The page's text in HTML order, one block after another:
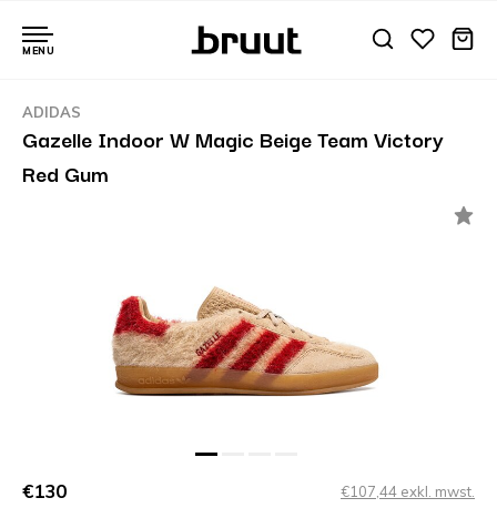
MENU
ADIDAS
Gazelle Indoor W Magic Beige Team Victory
Red Gum
€130
€107,44 exkl. mwst.